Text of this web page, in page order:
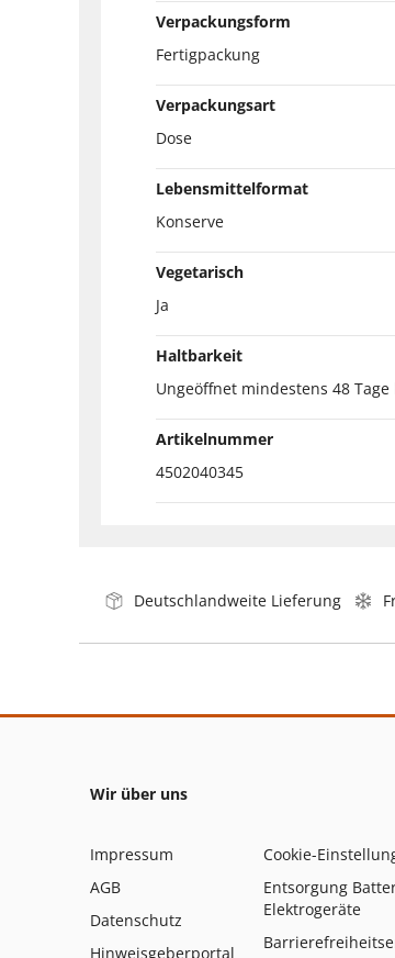
Verpackungsform
Fertigpackung
Verpackungsart
Dose
Lebensmittelformat
Konserve
Vegetarisch
Ja
Haltbarkeit
Ungeöffnet mindestens 48
Artikelnummer
4502040345
Deutschlandweite Lieferung
Wir über uns
Impressum
AGB
Datenschutz
Hinweisgeberportal
Cookie-
Entsorgung
Elektrogeräte